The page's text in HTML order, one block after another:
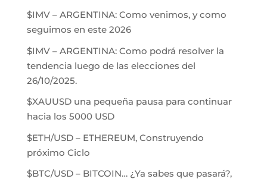
$IMV – ARGENTINA: Como venimos, y como
seguimos en este 2026
$IMV – ARGENTINA: Como podrá resolver la
tendencia luego de las elecciones del
26/10/2025.
$XAUUSD una pequeña pausa para continuar
hacia los 5000 USD
$ETH/USD – ETHEREUM, Construyendo
próximo Ciclo
$BTC/USD – BITCOIN… ¿Ya sabes que pasará?,